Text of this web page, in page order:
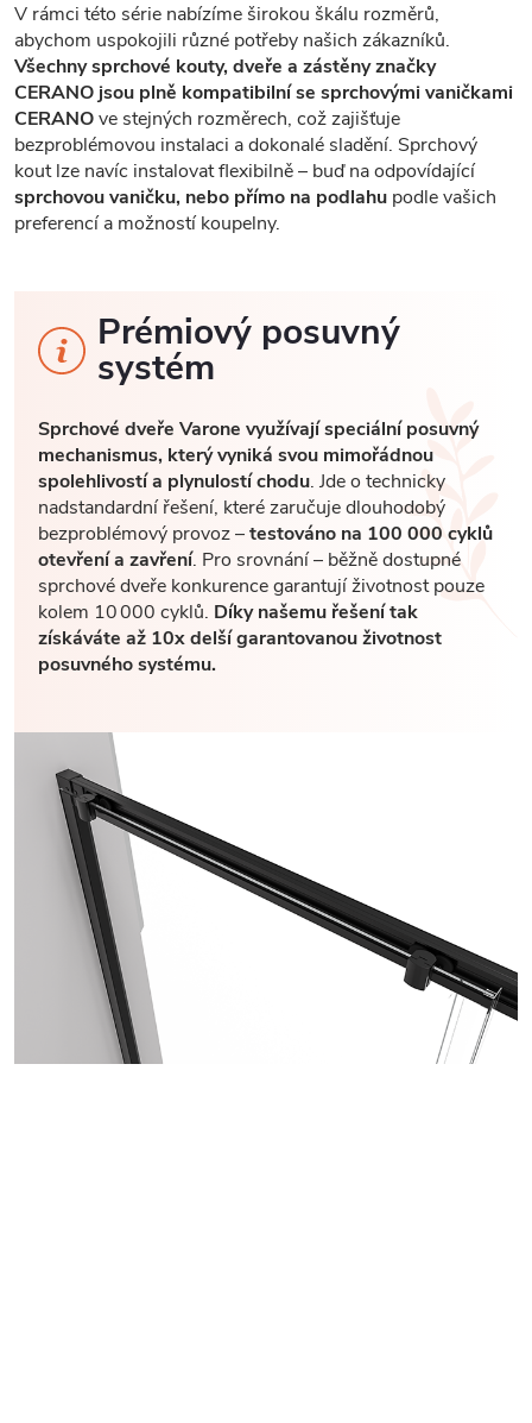
V rámci této série nabízíme širokou škálu rozměrů,
abychom uspokojili různé potřeby našich zákazníků.
Všechny sprchové kouty, dveře a zástěny značky
CERANO jsou plně kompatibilní se sprchovými vaničkami
CERANOve stejných rozměrech, což zajišťuje
bezproblémovou instalaci a dokonalé sladění. Sprchový
kout lze navíc instalovat flexibilně – buď na odpovídající
sprchovou vaničku, nebo přímo na podlahu podle vašich
preferencí a možností koupelny.
Prémiový posuvný
systém
Sprchové dveře Varone využívají speciální posuvný
mechanismus, který vyniká svou mimořádnou
spolehlivostí a plynulostí chodu. Jde o technicky
nadstandardní řešení, které zaručuje dlouhodobý
bezproblémový provoz –testováno na 100 000 cyklů
otevření a zavření. Pro srovnání – běžně dostupné
sprchové dveře konkurence garantují životnost pouze
kolem 10 000 cyklů. Díky našemu řešení tak
získáváte až 10x delší garantovanou životnost
posuvného systému.